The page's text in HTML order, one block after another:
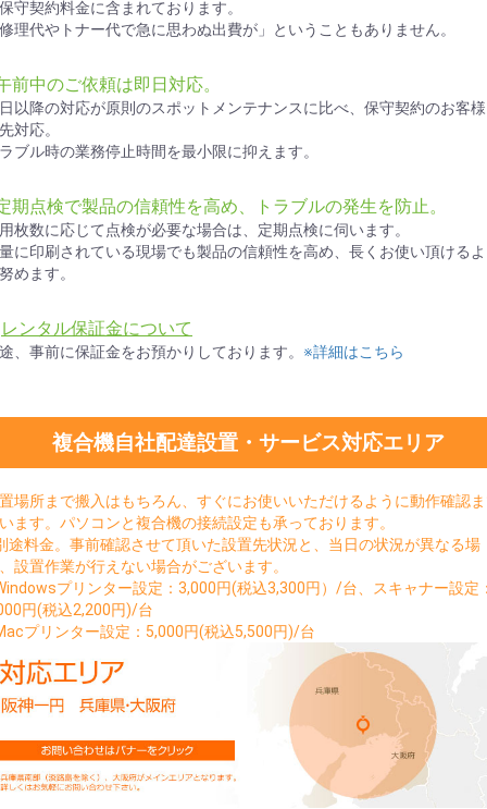
守契約料金に含まれております。
理代やトナー代で急に思わぬ出費が」ということもありません。
前中のご依頼は即日対応。
以降の対応が原則のスポットメンテナンスに比べ、保守契約のお客
対応。
ブル時の業務停止時間を最小限に抑えます。
期点検で製品の信頼性を高め、トラブルの発生を防止。
枚数に応じて点検が必要な場合は、定期点検に伺います。
に印刷されている現場でも製品の信頼性を高め、長くお使い頂ける
めます。
レンタル保証金について
、事前に保証金をお預かりしております。 ※詳細はこちら
複合機自社配達設置・サービス対応エリア
場所まで搬入はもちろん、すぐにお使いいただけるように動作確認
ます。パソコンと複合機の接続設定も承っております。
途料金。事前確認させて頂いた設置先状況と、当日の状況が異なる場
設置作業が行えない場合がございます。
プリンター設定：3,000円(税込3,300円）/台、スキャナー設定
円(税込2,200円)/台
プリンター設定：5,000円(税込5,500円)/台